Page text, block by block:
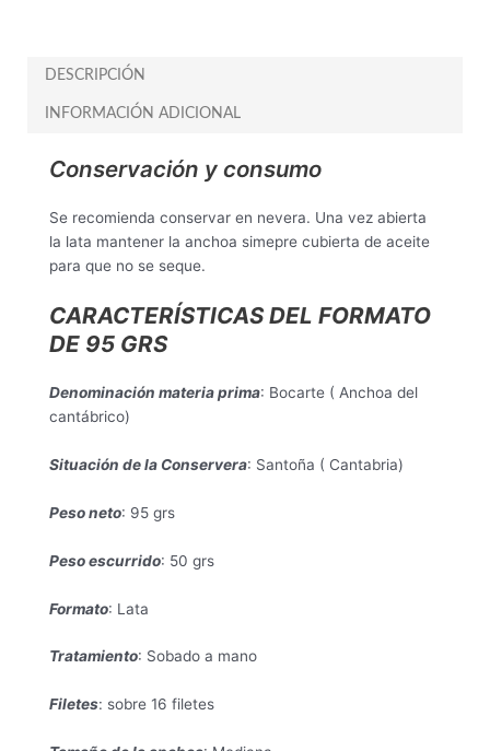
DESCRIPCIÓN
INFORMACIÓN ADICIONAL
Conservación y consumo
Se recomienda conservar en nevera. Una vez abierta
la lata mantener la anchoa simepre cubierta de aceite
para que no se seque.
CARACTERÍSTICAS DEL FORMATO
DE 95 GRS
Denominación materia prima: Bocarte ( Anchoa del
cantábrico)
Situación de la Conservera: Santoña ( Cantabria)
Peso neto: 95 grs
Peso escurrido: 50 grs
Formato: Lata
Tratamiento: Sobado a mano
Filetes: sobre 16 filetes